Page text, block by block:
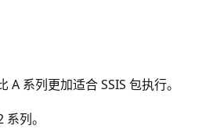
系列更加适合 SSIS 包执行。
列。